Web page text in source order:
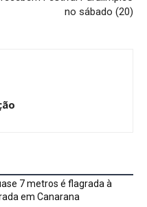
no sábado (20)
7 metros é flagrada à
em Canarana